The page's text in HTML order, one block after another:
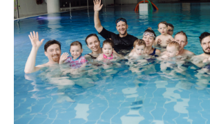
Zakończmy sezon pływacki 2024/
radośnie! To wyjątkowe wydarzenie
z myślą o Was – naszych
maluchach,